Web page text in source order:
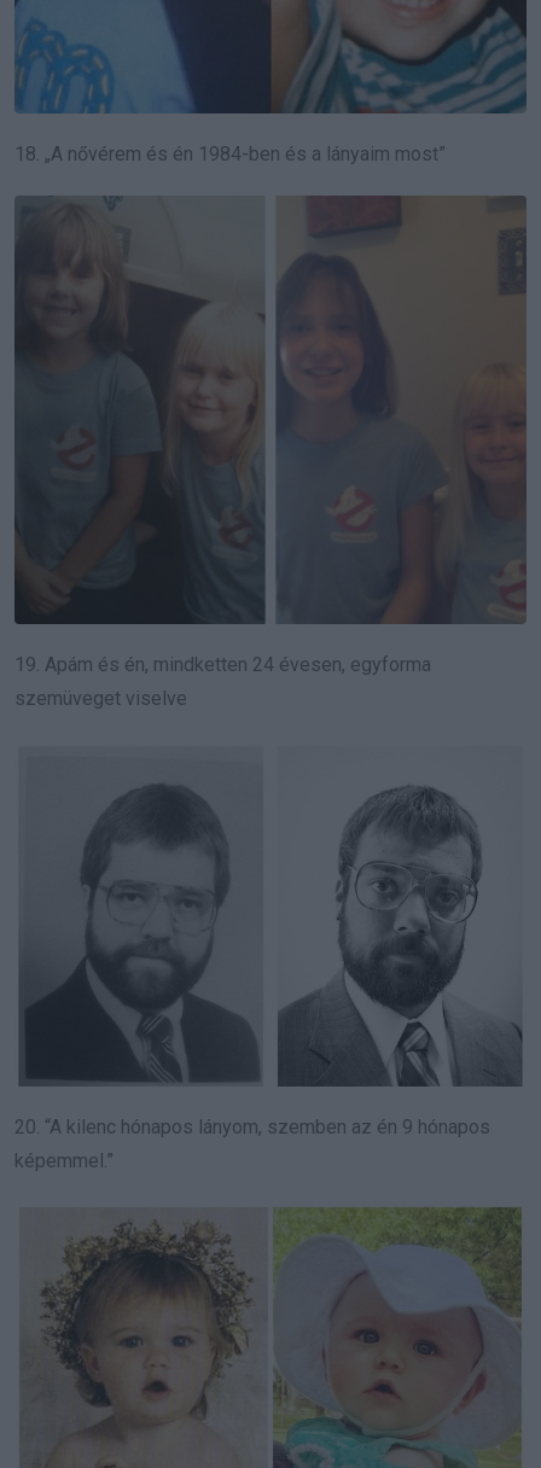
18. „A nővérem és én 1984-ben és a lányaim most”
19. Apám és én, mindketten 24 évesen, egyforma
szemüveget viselve
20. “A kilenc hónapos lányom, szemben az én 9 hónapos
képemmel.”